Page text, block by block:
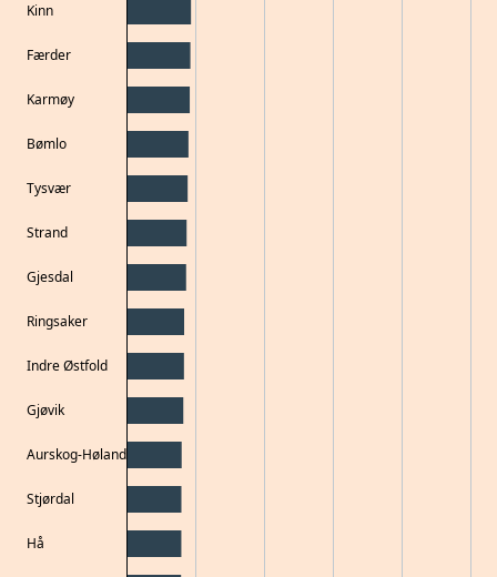
Kinn
Færder
Karmøy
Bømlo
Tysvær
Strand
Gjesdal
Ringsaker
Indre Østfold
Gjøvik
Aurskog-Høland
Stjørdal
Hå